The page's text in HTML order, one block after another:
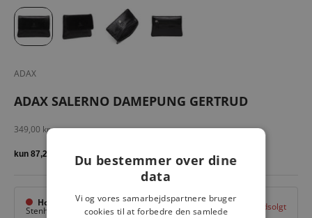
ADAX
ADAX SALERNO DAMEPUNG GERTRUD
Salgspris
349,00 kr
Hovedlager
Stenhuggervej 10, Odense M Udsolgt
Du bestemmer over dine
data
Vi og vores samarbejdspartnere bruger
cookies til at forbedre den samlede